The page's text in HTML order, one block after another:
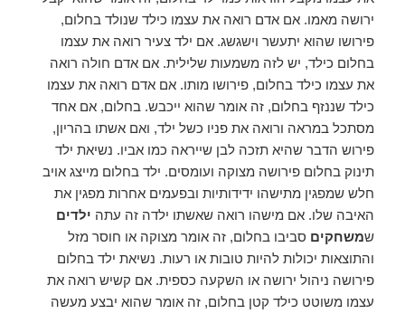
ירושה מאמו. אם אדם רואה את עצמו כילד שנולד בחלום,
פירושו שהוא יתעשר וישגשג. אם ילד צעיר רואה את עצמו
בחלום כילד, יש לזה משמעות שלילית. אם אדם חולה רואה
את עצמו כילד בחלום, פירושו מותו. אם אדם רואה את עצמו
כילד שננזף בחלום, זה אומר שהוא ייכבש. בחלום, אם אחד
מסתכל במראה ורואה את פניו כשל ילד, ואם אשתו בהריון,
פירוש הדבר שהיא תזכה לבן שייראה כמו אביו. נשיאת ילד
תינוק בחלום פירושה מצוקה ועומסים. ילד בחלום מייצג אויב
חלש שמפגין מתישהו ידידותיות ובפעמים אחרות מפגין את
האיבה שלו. אם מישהו רואה שאשתו ילדה זה עתה ילדים
שמשחקים סביבו בחלום, זה אומר מצוקה או חוסר מזל
והתוצאות יכולות להיות טובות או רעות. נשיאת ילד בחלום
פירושה ניהול ירושה או השקעה כספית. אם קשיש רואה את
עצמו משוטט כילד קטן בחלום, זה אומר שהוא יבצע מעשה